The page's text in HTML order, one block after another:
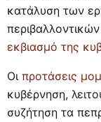
κατάλυση των
εκβιασμό της
Οι προτάσεις
κυβέρνηση,
συζήτηση τα